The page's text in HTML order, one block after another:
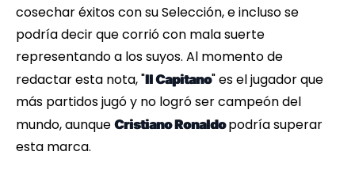
cosechar éxitos con su Selección, e incluso se
podría decir que corrió con mala suerte
representando a los suyos. Al momento de
redactar esta nota, "Il Capitano" es el jugador que
más partidos jugó y no logró ser campeón del
mundo, aunque Cristiano Ronaldopodría superar
esta marca.